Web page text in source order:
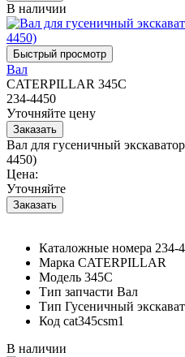
В наличии
Вал
CATERPILLAR 345C
234-4450
Уточняйте цену
Вал для гусеничный
4450)
Цена:
Уточняйте
Каталожные номера 234-
Марка CATERPILLAR
Модель 345C
Тип запчасти Вал
Тип Гусеничный
Код cat345csm1
В наличии